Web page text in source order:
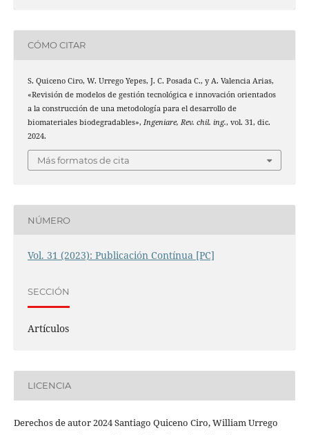
CÓMO CITAR
S. Quiceno Ciro, W. Urrego Yepes, J. C. Posada C., y A. Valencia Arias,
«Revisión de modelos de gestión tecnológica e innovación orientados
a la construcción de una metodología para el desarrollo de
biomateriales biodegradables», Ingeniare, Rev. chil. ing., vol. 31, dic.
2024.
Más formatos de cita
NÚMERO
Vol. 31 (2023): Publicación Contínua [PC]
SECCIÓN
Artículos
LICENCIA
Derechos de autor 2024 Santiago Quiceno Ciro, William Urrego